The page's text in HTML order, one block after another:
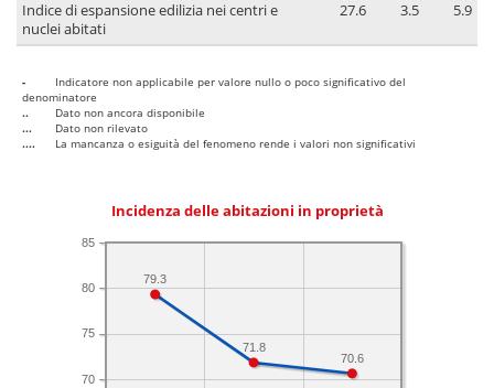
Indice di espansione edilizia nei centri e
nuclei abitati
27.6 3.5 5.9
-
Indicatore non applicabile per valore nullo o poco significativo del
denominatore
..
Dato non ancora disponibile
...
Dato non rilevato
....
La mancanza o esiguità del fenomeno rende i valori non significativi
Incidenza delle abitazioni in proprietà
70
75
80
85
70.6
71.8
79.3